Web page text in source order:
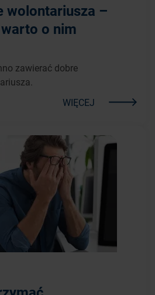
wolontariusza –
o nim
zawierać dobre
WIĘCEJ